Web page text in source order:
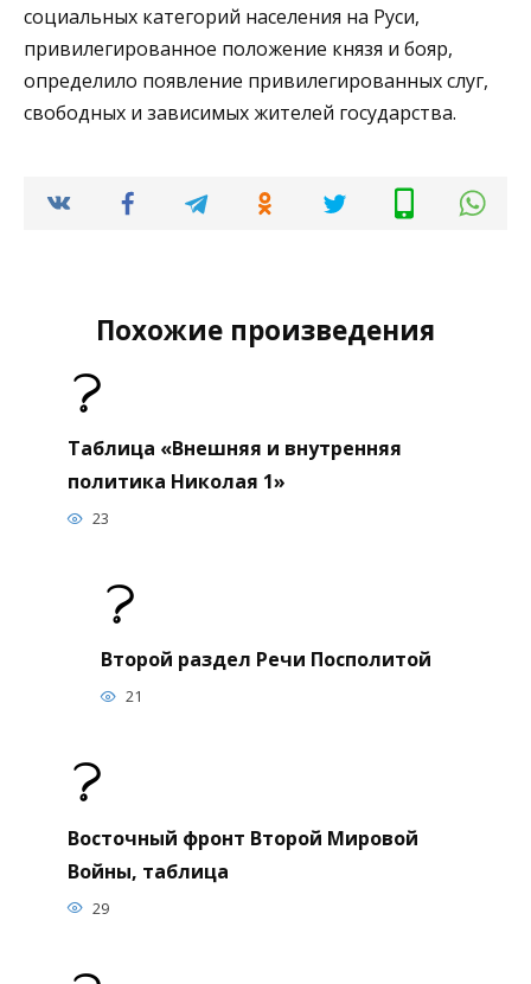
социальных категорий населения на Руси,
привилегированное положение князя и бояр,
определило появление привилегированных слуг,
свободных и зависимых жителей государства.
Похожие произведения
Таблица «Внешняя и внутренняя
политика Николая 1»
23
Второй раздел Речи Посполитой
21
Восточный фронт Второй Мировой
Войны, таблица
29